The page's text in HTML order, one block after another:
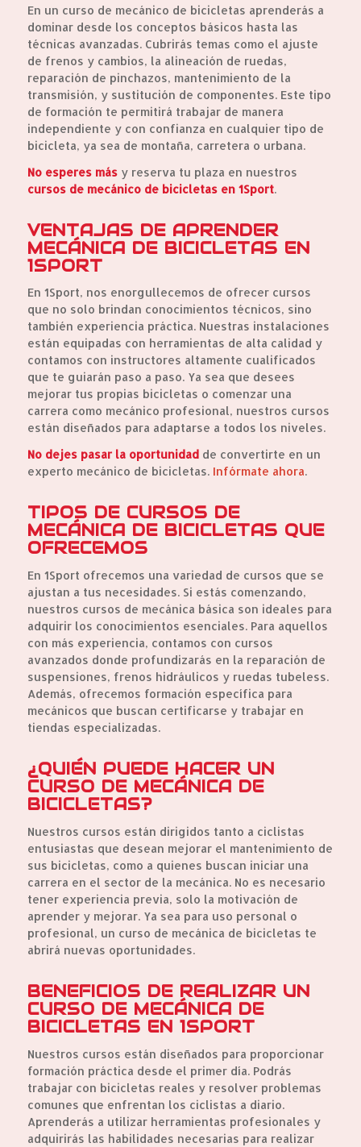
En un curso de mecánico de bicicletas aprenderás a
dominar desde los conceptos básicos hasta las
técnicas avanzadas. Cubrirás temas como el ajuste
de frenos y cambios, la alineación de ruedas,
reparación de pinchazos, mantenimiento de la
transmisión, y sustitución de componentes. Este tipo
de formación te permitirá trabajar de manera
independiente y con confianza en cualquier tipo de
bicicleta, ya sea de montaña, carretera o urbana.
No esperes másy reserva tu plaza en nuestros
cursos de mecánico de bicicletas en 1Sport.
VENTAJAS DE APRENDER
MECÁNICA DE BICICLETAS EN
1SPORT
En 1Sport, nos enorgullecemos de ofrecer cursos
que no solo brindan conocimientos técnicos, sino
también experiencia práctica. Nuestras instalaciones
están equipadas con herramientas de alta calidad y
contamos con instructores altamente cualificados
que te guiarán paso a paso. Ya sea que desees
mejorar tus propias bicicletas o comenzar una
carrera como mecánico profesional, nuestros cursos
están diseñados para adaptarse a todos los niveles.
No dejes pasar la oportunidadde convertirte en un
experto mecánico de bicicletas. Infórmate ahora.
TIPOS DE CURSOS DE
MECÁNICA DE BICICLETAS QUE
OFRECEMOS
En 1Sport ofrecemos una variedad de cursos que se
ajustan a tus necesidades. Si estás comenzando,
nuestros cursos de mecánica básica son ideales para
adquirir los conocimientos esenciales. Para aquellos
con más experiencia, contamos con cursos
avanzados donde profundizarás en la reparación de
suspensiones, frenos hidráulicos y ruedas tubeless.
Además, ofrecemos formación específica para
mecánicos que buscan certificarse y trabajar en
tiendas especializadas.
¿QUIÉN PUEDE HACER UN
CURSO DE MECÁNICA DE
BICICLETAS?
Nuestros cursos están dirigidos tanto a ciclistas
entusiastas que desean mejorar el mantenimiento de
sus bicicletas, como a quienes buscan iniciar una
carrera en el sector de la mecánica. No es necesario
tener experiencia previa, solo la motivación de
aprender y mejorar. Ya sea para uso personal o
profesional, un curso de mecánica de bicicletas te
abrirá nuevas oportunidades.
BENEFICIOS DE REALIZAR UN
CURSO DE MECÁNICA DE
BICICLETAS EN 1SPORT
Nuestros cursos están diseñados para proporcionar
formación práctica desde el primer día. Podrás
trabajar con bicicletas reales y resolver problemas
comunes que enfrentan los ciclistas a diario.
Aprenderás a utilizar herramientas profesionales y
adquirirás las habilidades necesarias para realizar